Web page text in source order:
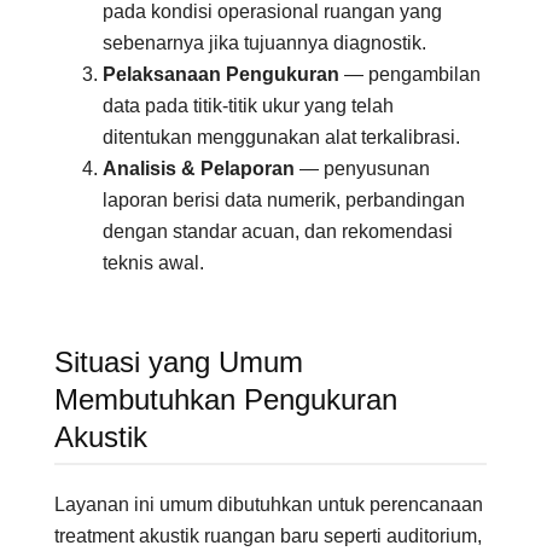
pada kondisi operasional ruangan yang
sebenarnya jika tujuannya diagnostik.
Pelaksanaan Pengukuran — pengambilan
data pada titik-titik ukur yang telah
ditentukan menggunakan alat terkalibrasi.
Analisis & Pelaporan — penyusunan
laporan berisi data numerik, perbandingan
dengan standar acuan, dan rekomendasi
teknis awal.
Situasi yang Umum
Membutuhkan Pengukuran
Akustik
Layanan ini umum dibutuhkan untuk perencanaan
treatment akustik ruangan baru seperti auditorium,